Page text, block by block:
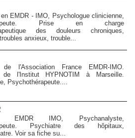
EMDR - IMO, Psychologue clinicienne,
Prise en charge
des douleurs chroniques,
anxieux, trouble...
de l'Association France EMDR-IMO.
de l'Institut HYPNOTIM à Marseille.
Psychothérapeute....
EMDR IMO, Psychanalyste,
Psychiatre des hôpitaux,
Voir sa fiche su...